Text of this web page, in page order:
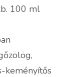
100 ml
keményítős